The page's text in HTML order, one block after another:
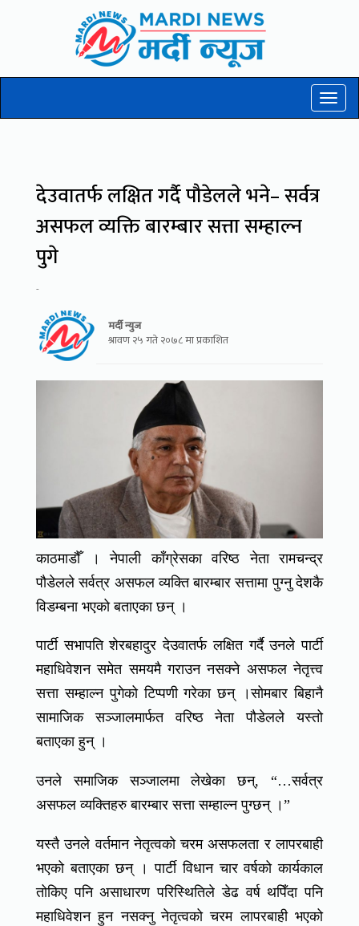
Toggle
देउवातर्फ लक्षित गर्दै पौडेलले भने– सर्वत्र
असफल व्यक्ति बारम्बार सत्ता सम्हाल्न
पुगे
-
मर्दी न्युज
श्रावण २५ गते २०७८ मा प्रकाशित
काठमाडौँ । नेपाली काँग्रेसका वरिष्ठ नेता रामचन्द्र
पौडेलले सर्वत्र असफल व्यक्ति बारम्बार सत्तामा पुग्नु देशकै
विडम्बना भएको बताएका छन् ।
पार्टी सभापति शेरबहादुर देउवातर्फ लक्षित गर्दै उनले पार्टी
महाधिवेशन समेत समयमै गराउन नसक्ने असफल नेतृत्त्व
सत्ता सम्हाल्न पुगेको टिप्पणी गरेका छन् ।सोमबार बिहानै
सामाजिक सञ्जालमार्फत वरिष्ठ नेता पौडेलले यस्तो
बताएका हुन् ।
उनले समाजिक सञ्जालमा लेखेका छन्, “…सर्वत्र
असफल व्यक्तिहरु बारम्बार सत्ता सम्हाल्न पुग्छन् ।”
यस्तै उनले वर्तमान नेतृत्वको चरम असफलता र लापरबाही
भएको बताएका छन् । पार्टी विधान चार वर्षको कार्यकाल
तोकिए पनि असाधारण परिस्थितिले डेढ वर्ष थपिँदा पनि
महाधिवेशन हुन नसक्नु नेतृत्वको चरम लापरबाही भएको